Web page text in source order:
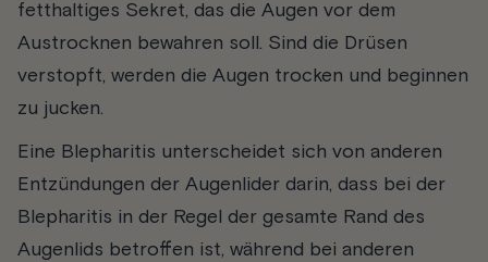
fetthaltiges Sekret, das die Augen vor dem
Austrocknen bewahren soll. Sind die Drüsen
verstopft, werden die Augen trocken und beginnen
zu jucken.
Eine Blepharitis unterscheidet sich von anderen
Entzündungen der Augenlider darin, dass bei der
Blepharitis in der Regel der gesamte Rand des
Augenlids betroffen ist, während bei anderen